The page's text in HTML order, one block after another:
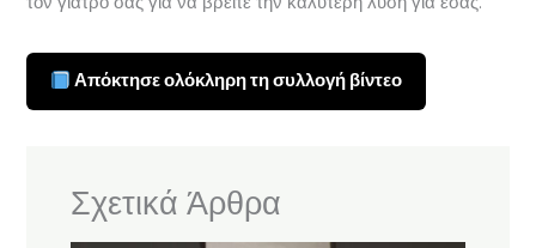
Απόκτησε ολόκληρη τη συλλογή βίντεο
Σχετικά Άρθρα